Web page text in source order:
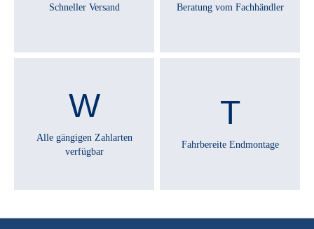
Nein
SATTEL :
Selle Royal New Lookin
SATTELSTÜTZE :
SCHALTHEBEL :
Schneller Versand Beratung vom Fachhändler
Alle gängigen Zahlarten
verfügbar
Fahrbereite Endmontage